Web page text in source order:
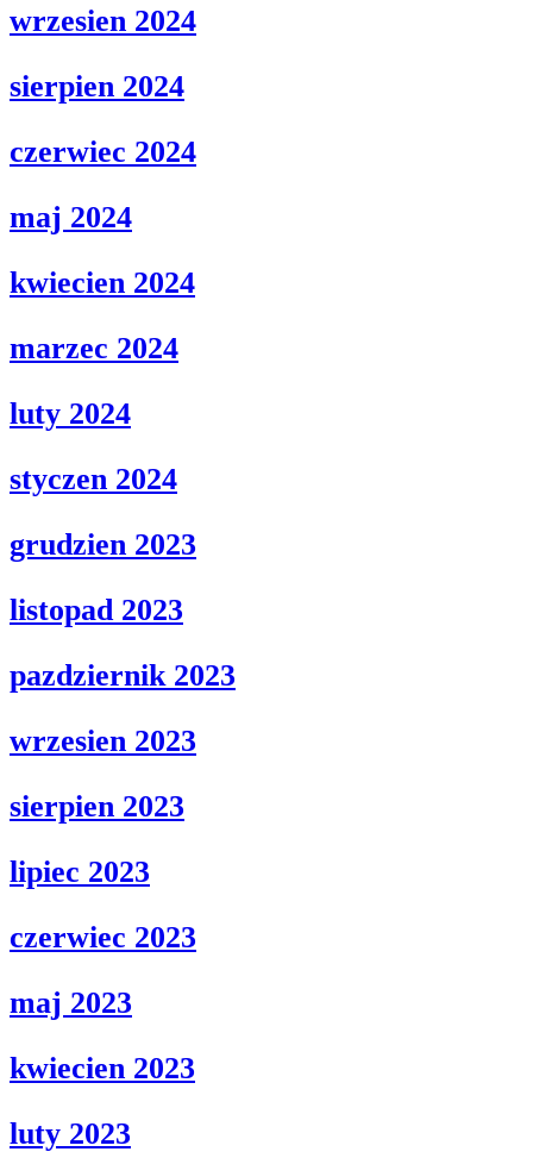
wrzesien 2024
sierpien 2024
czerwiec 2024
maj 2024
kwiecien 2024
marzec 2024
luty 2024
styczen 2024
grudzien 2023
listopad 2023
pazdziernik 2023
wrzesien 2023
sierpien 2023
lipiec 2023
czerwiec 2023
maj 2023
kwiecien 2023
luty 2023